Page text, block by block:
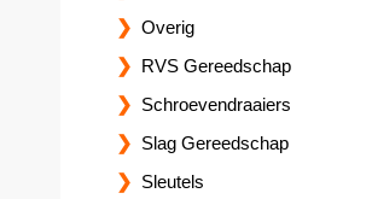
Overig
RVS Gereedschap
Schroevendraaiers
Slag Gereedschap
Sleutels